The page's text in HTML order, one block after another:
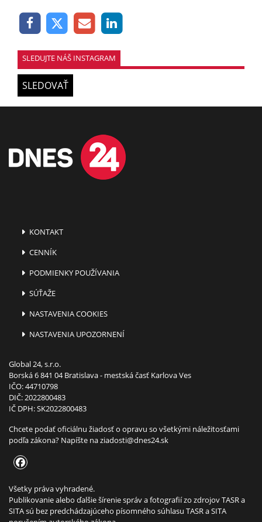
SLEDUJTE NÁŠ INSTAGRAM
SLEDOVAŤ
KONTAKT
CENNÍK
PODMIENKY POUŽÍVANIA
SÚŤAŽE
NASTAVENIA COOKIES
NASTAVENIA UPOZORNENÍ
Global 24, s.r.o.
Borská 6 841 04 Bratislava - mestská časť Karlova Ves
IČO: 44710798
DIČ: 2022800483
IČ DPH: SK2022800483
Chcete podať oficiálnu žiadosť o opravu so všetkými náležitosťami
podľa zákona? Napíšte naziadosti@dnes24.sk
Všetky práva vyhradené.
Publikovanie alebo ďalšie šírenie správ a fotografií zo zdrojov TASR a
SITA sú bez predchádzajúceho písomného súhlasu TASR a SITA